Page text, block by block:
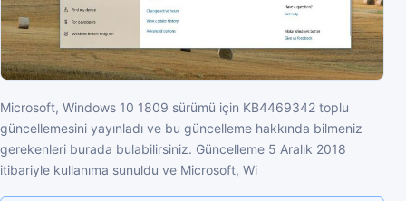
Microsoft, Windows 10 1809 sürümü için KB4469342 toplu
güncellemesini yayınladı ve bu güncelleme hakkında bilmeniz
gerekenleri burada bulabilirsiniz. Güncelleme 5 Aralık 2018
itibariyle kullanıma sunuldu ve Microsoft, Wi